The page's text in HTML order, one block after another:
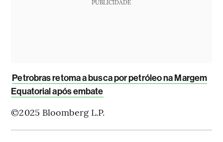
PUBLICIDADE
Petrobras retoma a busca por petróleo na Margem
Equatorial após embate
©2025 Bloomberg L.P.